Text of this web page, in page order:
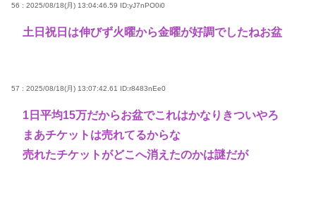
56 : 2025/08/18(月) 13:04:46.59 ID:yJ7nPO0i0
土日祝日は伸びず火曜から金曜が好調でしたねお盆
57 : 2025/08/18(月) 13:07:42.61 ID:r8483nEe0
1日平均15万だからお盆でこれはかなりきついやろ
まあチケットは売れてるからな
売れたチケットがどこへ消えたのかは謎だが